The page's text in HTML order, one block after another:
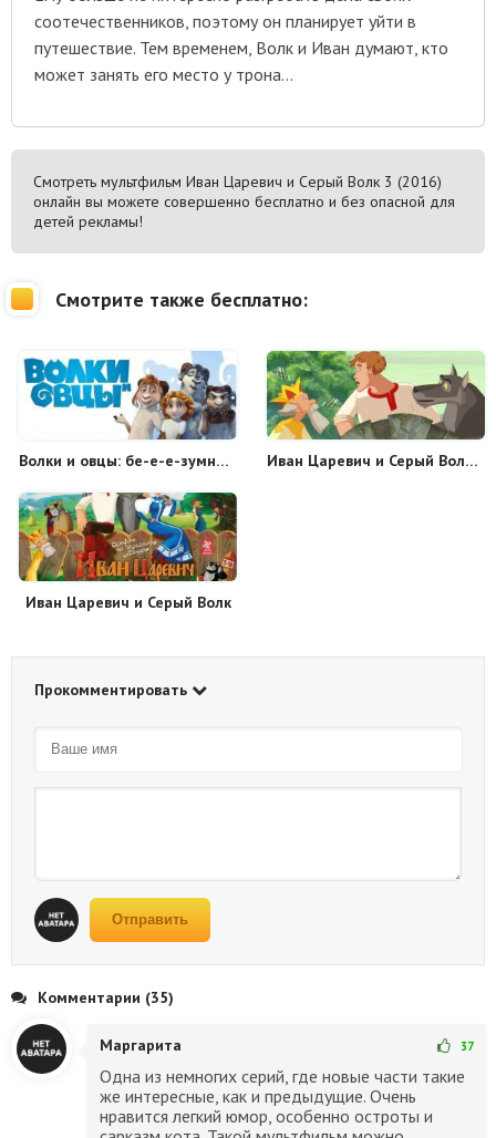
соотечественников, поэтому он планирует уйти в
путешествие. Тем временем, Волк и Иван думают, кто
может занять его место у трона…
Смотреть мультфильм Иван Царевич и Серый Волк 3 (2016)
онлайн вы можете совершенно бесплатно и без опасной для
детей рекламы!
Смотрите также бесплатно:
Волки и овцы: бе-е-е-зумное превращение Иван Царевич и Серый Волк 2
Иван Царевич и Серый Волк
Прокомментировать
Отправить
Комментарии (35)
Маргарита 37
Одна из немногих серий, где новые части такие
же интересные, как и предыдущие. Очень
нравится легкий юмор, особенно остроты и